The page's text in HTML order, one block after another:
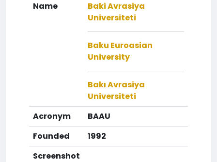
Name
Baki Avrasiya
Universiteti
Baku Euroasian
University
Bakı Avrasiya
Universiteti
Acronym
BAAU
Founded
1992
Screenshot